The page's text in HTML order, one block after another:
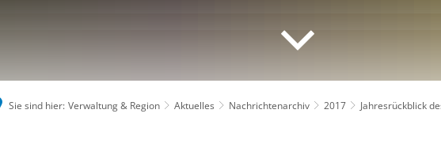
Sie sind hier: Verwaltung & Region Aktuelles Nachrichtenarchiv 2017 Jahresrückblick